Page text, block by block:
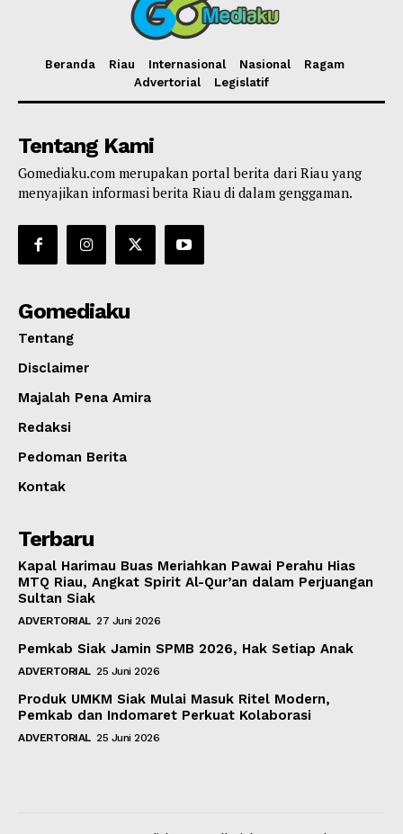
Beranda Riau Internasional Nasional
Ragam
Advertorial
Legislatif
Tentang Kami
Gomediaku.com merupakan portal berita dari Riau yang
menyajikan informasi berita Riau di dalam genggaman.
Gomediaku
Tentang
Disclaimer
Majalah Pena Amira
Redaksi
Pedoman Berita
Kontak
Terbaru
Kapal Harimau Buas Meriahkan Pawai Perahu Hias
MTQ Riau, Angkat Spirit Al-Qur’an dalam Perjuangan
Sultan Siak
ADVERTORIAL 27 Juni 2026
Pemkab Siak Jamin SPMB 2026, Hak Setiap Anak
ADVERTORIAL 25 Juni 2026
Produk UMKM Siak Mulai Masuk Ritel Modern,
Pemkab dan Indomaret Perkuat Kolaborasi
ADVERTORIAL 25 Juni 2026